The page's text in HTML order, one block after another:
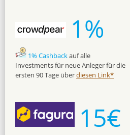
1%
1% Cashbackauf alle
Investments für neue Anleger für die
ersten 90 Tage überdiesen Link*
15€